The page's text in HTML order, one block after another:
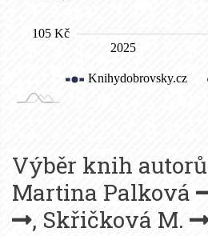
Výběr knih autorů
Martina Palková
, Skřičková M.